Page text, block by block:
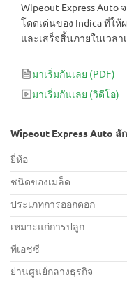
Wipeout Express Auto
โดดเด่นของ Indica ที่ให้
และเสร็จสิ้นภายในเวลา
เกี่ยว ด้วยระดับ THC ที่
แรงพอที่จะทำให้ผู้ใช้เข้
พันธุ์ช่วงแสงก็ตาม
สตรี
มาเริ่มกันเลย (PDF)
มาเริ่มกันเลย (วิดีโอ)
Wipeout Express Auto ลั
ยี่ห้อ
ชนิดของเมล็ด
ประเภทการออกดอก
เหมาะแก่การปลูก
ทีเอชซี
ย่านศูนย์กลางธุรกิจ